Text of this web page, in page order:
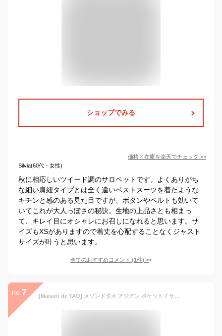
ショップでみる
価格と在庫を楽天でチェック >>
Silvia(60代・女性)
秋に相応しいツイード調のサロペットです。よくありがち
な細い肩紐タイプとは全く違いベストスーツを着たような
キチンと感のある見た目ですが、ボタンやベルトも効いて
いてこれが大人っぽさの秘訣。生地の上品さとも相まっ
て、キレイ目にオシャレにお召しになれると思います。サ
イズもXSがありますので着丈を心配することなくジャスト
サイズが叶うと思います。
全てのおすすめコメント (1件) >
no. 7 [Maison de TAO] メゾンドタオ アジアン ポケット 7 サロペット サーフィン ランニング フォーマル マタニティ ウィメンズ オールイン ナチュラル ミリタリー ロンパース カッコイイ オートバイ カジュアル ストリート バスケット スポーツ ビジネス ブランド かわいい おおきい ユッタリ ガールズ ジュニア 大きいサイズ 春 ファッション 夏 秋 (黒, XXL)